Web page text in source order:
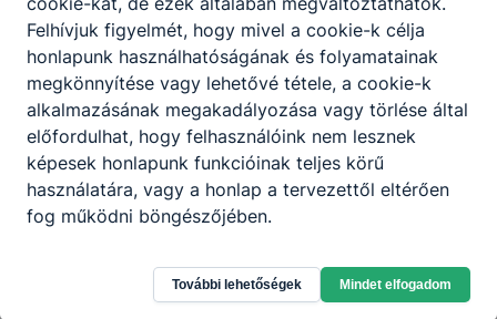
szállásadókkal partneri viszonyt kialakítva
működteti a vendéglátó egységét.
Megosztás
Felhívjuk figyelmét, hogy mivel a cookie-k célja
honlapunk használhatóságának és folyamatainak
megkönnyítése vagy lehetővé tétele, a cookie-k
alkalmazásának megakadályozása vagy törlése által
előfordulhat, hogy felhasználóink nem lesznek
képesek honlapunk funkcióinak teljes körű
használatára, vagy a honlap a tervezettől eltérően
fog működni böngészőjében.
További lehetőségek Mindet elfogadom